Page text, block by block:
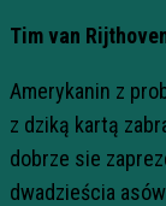
Tim van
Amerykanin z
z dziką kartą
dobrze sie
dwadzieścia